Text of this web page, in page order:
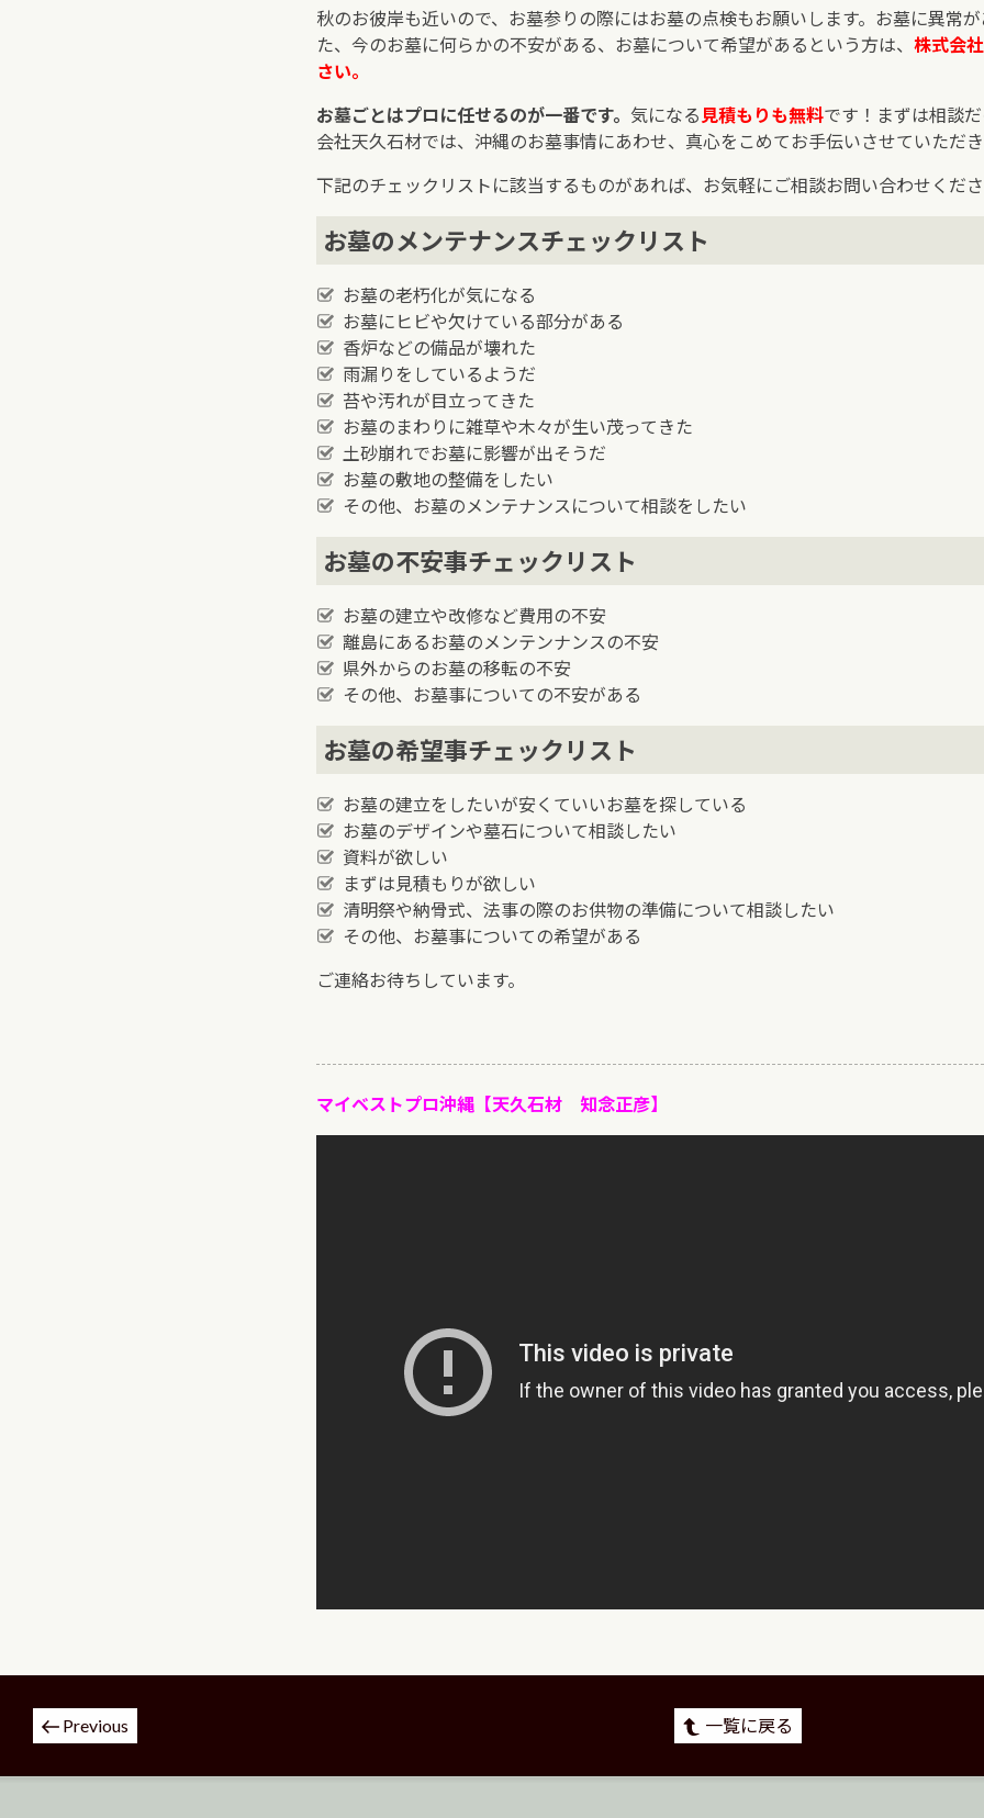
秋のお彼岸も近いので、お墓参りの際にはお墓の点検もお願いします。お墓に異常
た、今のお墓に何らかの不安がある、お墓について希望があるという方は、 株式会
さい。
お墓ごとはプロに任せるのが一番です。 気になる 見積もりも無料です！まずは相談
会社天久石材では、沖縄のお墓事情にあわせ、真心をこめてお手伝いさせていただ
下記のチェックリストに該当するものがあれば、お気軽にご相談お問い合わせくだ
お墓のメンテナンスチェックリスト
お墓の老朽化が気になる
お墓にヒビや欠けている部分がある
香炉などの備品が壊れた
雨漏りをしているようだ
苔や汚れが目立ってきた
お墓のまわりに雑草や木々が生い茂ってきた
土砂崩れでお墓に影響が出そうだ
お墓の敷地の整備をしたい
その他、お墓のメンテナンスについて相談をしたい
お墓の不安事チェックリスト
お墓の建立や改修など費用の不安
離島にあるお墓のメンテンナンスの不安
県外からのお墓の移転の不安
その他、お墓事についての不安がある
お墓の希望事チェックリスト
お墓の建立をしたいが安くていいお墓を探している
お墓のデザインや墓石について相談したい
資料が欲しい
まずは見積もりが欲しい
清明祭や納骨式、法事の際のお供物の準備について相談したい
その他、お墓事についての希望がある
ご連絡お待ちしています。
マイベストプロ沖縄【天久石材 知念正彦】
投
稿
ナ
Previous 一覧に戻る